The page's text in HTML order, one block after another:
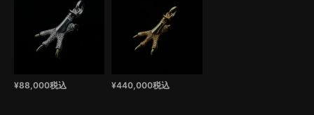
¥88,000税込 ¥440,000税込